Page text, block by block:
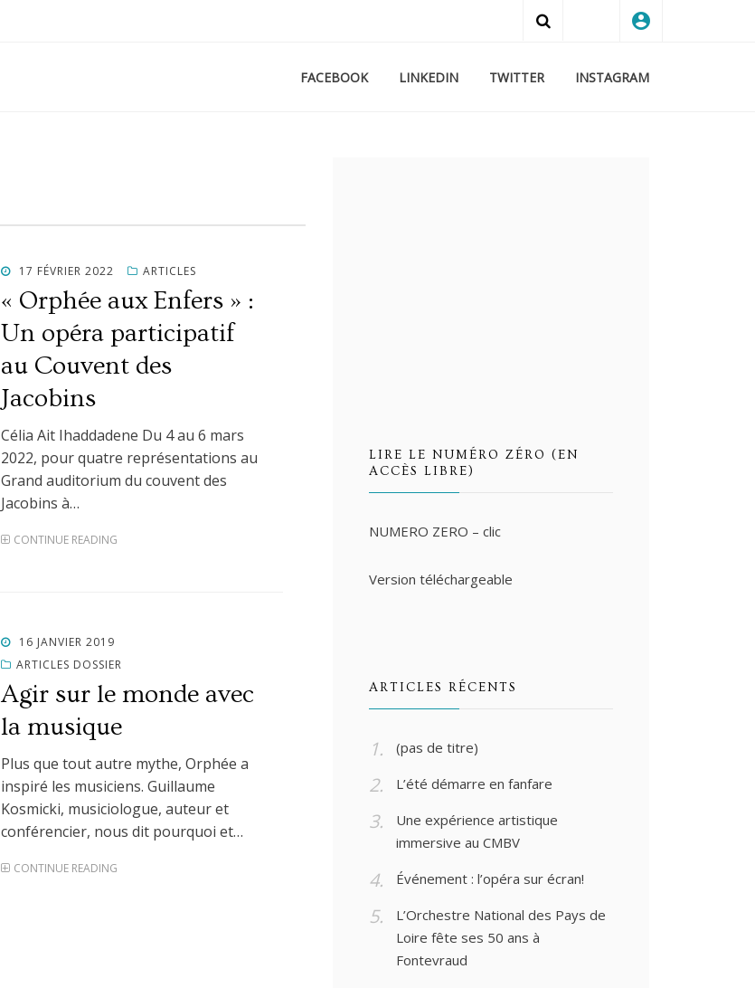
Search account_circle
FACEBOOK LINKEDIN TWITTER INSTAGRAM
POSTED
17 FÉVRIER 2022 ARTICLES
« Orphée aux Enfers » :
Un opéra participatif
au Couvent des
Jacobins
Célia Ait Ihaddadene Du 4 au 6 mars
2022, pour quatre représentations au
Grand auditorium du couvent des
Jacobins à…
CONTINUE READING
POSTED
ON
16 JANVIER 2019
ARTICLES DOSSIER
Agir sur le monde avec
la musique
Plus que tout autre mythe, Orphée a
inspiré les musiciens. Guillaume
Kosmicki, musiciologue, auteur et
conférencier, nous dit pourquoi et…
CONTINUE READING
LIRE LE NUMÉRO ZÉRO (EN
ACCÈS LIBRE)
NUMERO ZERO – clic
Version téléchargeable
ARTICLES RÉCENTS
(pas de titre)
L’été démarre en fanfare
Une expérience artistique
immersive au CMBV
Événement : l’opéra sur écran!
L’Orchestre National des Pays de
Loire fête ses 50 ans à
Fontevraud